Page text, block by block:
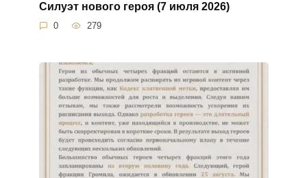
Силуэт нового героя (7 июля 2026)
0 279